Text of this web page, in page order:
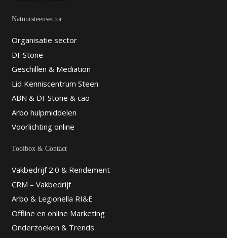
Natuursteensector
Organisatie sector
DI-Stone
Geschillen & Mediation
Lid Kenniscentrum Steen
ABN & DI-Stone & cao
Arbo hulpmiddelen
Voorlichting online
Toolbox & Contact
Vakbedrijf 2.0 & Rendement
CRM – Vakbedrijf
Arbo & Legionella RI&E
Offline en online Marketing
Onderzoeken & Trends